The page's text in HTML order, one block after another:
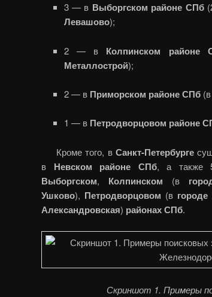
3 — в Выборгском районе СПб
Левашово);
2 — в Колпинском районе
Металлострой);
2 — в Приморском районе СПб(в
1 — в Петродворцовом районе
Кроме того, в Санкт-Петербурге
в Невском районе СПб, а также
Выборгском, Колпинском (в
Ушково), Петродворцовом (в
Александровская) районах СПб.
Скриншот 1. Примеры